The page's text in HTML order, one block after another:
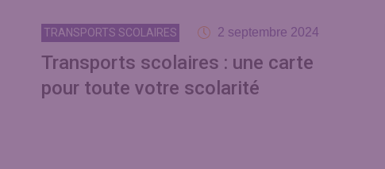
TRANSPORTS SCOLAIRES 2 septembre 2024
Transports scolaires : une carte
pour toute votre scolarité